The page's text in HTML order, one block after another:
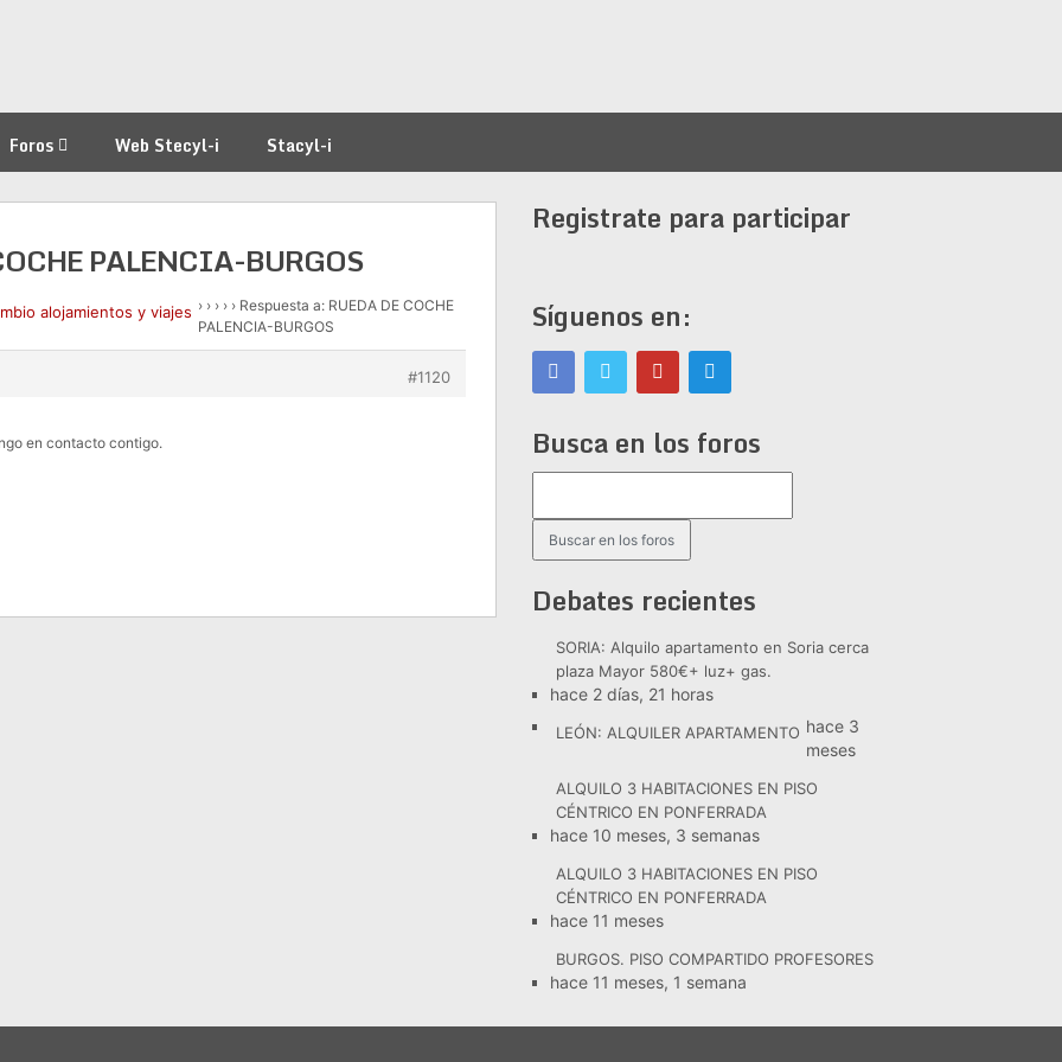
Foros Web Stecyl-i Stacyl-i
PALENCIA-BURGOS
› › ›
alojamientos y viajes › › Respuesta a: RUEDA DE COCHE
PALENCIA-BURGOS
#1120
en contacto contigo.
Registrate para participar
Síguenos en:
Busca en los foros
Debates recientes
SORIA: Alquilo apartamento en Soria cerca
plaza Mayor 580€+ luz+ gas.
hace 2 días, 21 horas
LEÓN: ALQUILER APARTAMENTO hace 3
meses
ALQUILO 3 HABITACIONES EN PISO
CÉNTRICO EN PONFERRADA
hace 10 meses, 3 semanas
ALQUILO 3 HABITACIONES EN PISO
CÉNTRICO EN PONFERRADA
hace 11 meses
BURGOS. PISO COMPARTIDO PROFESORES
hace 11 meses, 1 semana